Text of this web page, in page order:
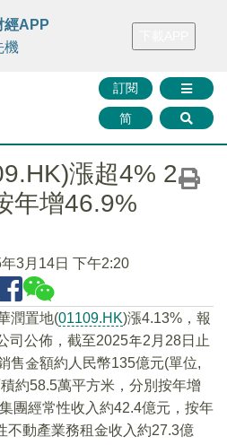
FINMETA 財華證券 媒體矩陣
訂閱
简
經APP
機
漲超4% 2
年增46.9%
3月14日 下午2:20
潤置地(01109.HK)漲4.13%，報
司公佈，截至2025年2月28日止
售金額約人民幣135億元(單位,
約58.5萬平方米，分別按年增
團經常性收入約42.4億元，按年
不動產業務租金收入約27.3億